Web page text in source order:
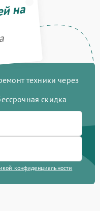
на
техники через
скидка
конфиденциальности